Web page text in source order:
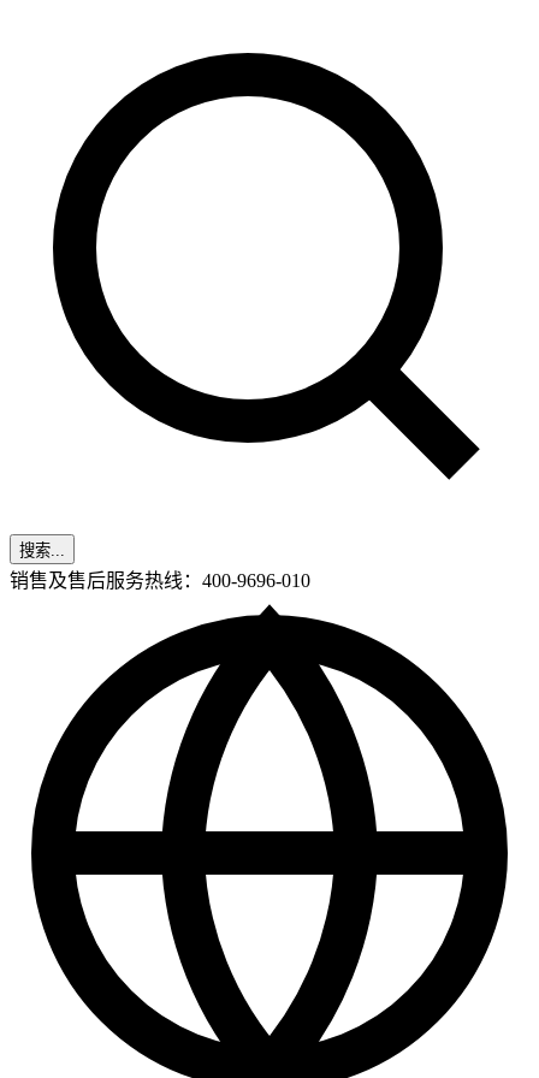
搜索...
销售及售后服务热线：400-9696-010